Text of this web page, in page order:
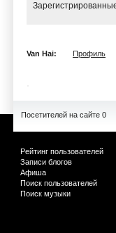
Van Hai: Профиль
Посетителей на сайте 0
Рейтинг пользователей
Записи блогов
Афиша
Поиск пользователей
Поиск музыки